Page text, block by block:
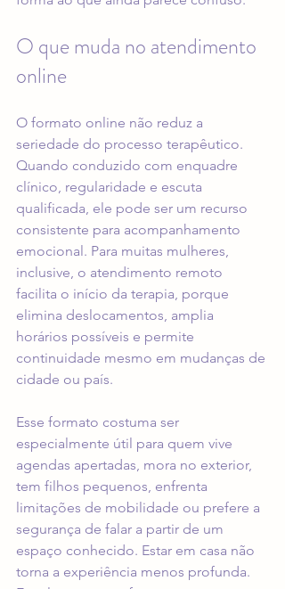
O que muda no atendimento
online
O formato online não reduz a
seriedade do processo terapêutico.
Quando conduzido com enquadre
clínico, regularidade e escuta
qualificada, ele pode ser um recurso
consistente para acompanhamento
emocional. Para muitas mulheres,
inclusive, o atendimento remoto
facilita o início da terapia, porque
elimina deslocamentos, amplia
horários possíveis e permite
continuidade mesmo em mudanças de
cidade ou país.
Esse formato costuma ser
especialmente útil para quem vive
agendas apertadas, mora no exterior,
tem filhos pequenos, enfrenta
limitações de mobilidade ou prefere a
segurança de falar a partir de um
espaço conhecido. Estar em casa não
torna a experiência menos profunda.